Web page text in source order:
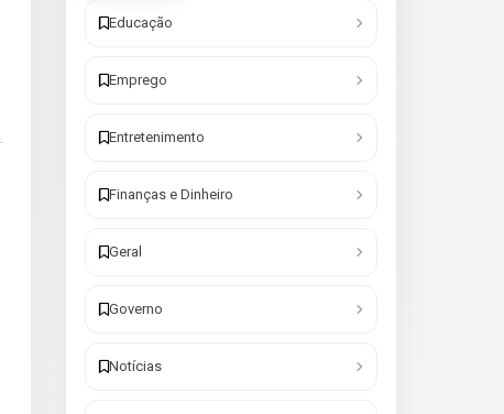
Educação
Emprego
Entretenimento
Finanças e Dinheiro
Geral
Governo
Notícias